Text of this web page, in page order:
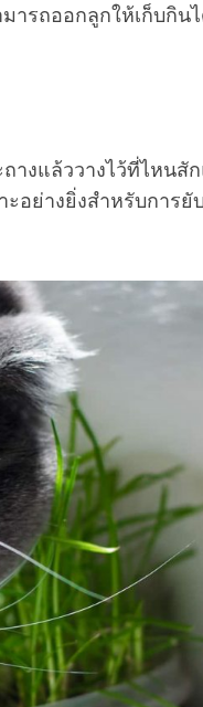
ารถออกลูกให้เก็บกิน
างแล้ววางไว้ที่ไหนสั
อย่างยิ่งสำหรับการยั